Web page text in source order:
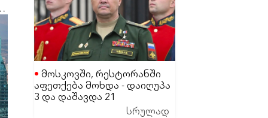
მოსკოვში, რესტორანში
აფეთქება მოხდა - დაიღუპა
3 და დაშავდა 21
მაღალჩინოსანი სამხედრო
სრულად